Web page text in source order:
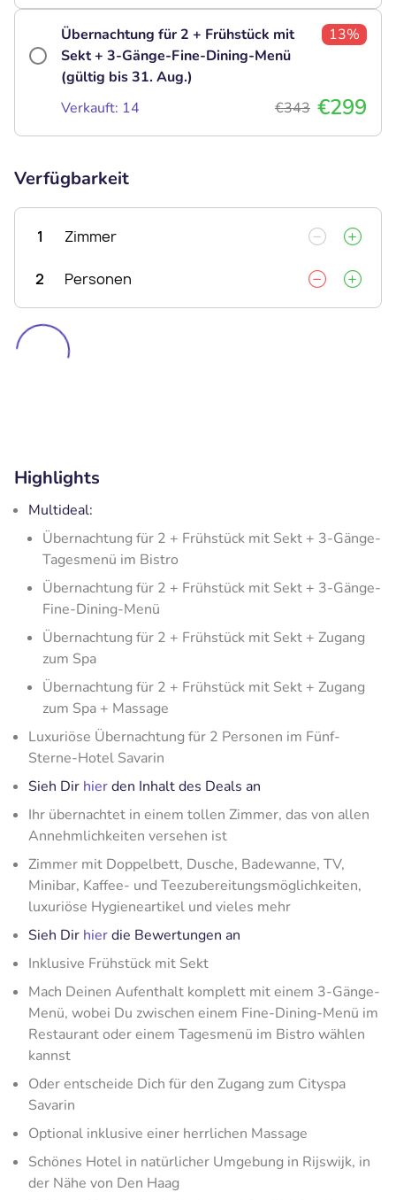
Übernachtung für 2 + Frühstück mit
Sekt + 3-Gänge-Fine-Dining-Menü
(gültig bis 31. Aug.)
13%
Verkauft: 14 €343 €299
Verfügbarkeit
1 Zimmer
2 Personen
Highlights
Multideal:
Übernachtung für 2 + Frühstück mit Sekt + 3-Gänge-
Tagesmenü im Bistro
Übernachtung für 2 + Frühstück mit Sekt + 3-Gänge-
Fine-Dining-Menü
Übernachtung für 2 + Frühstück mit Sekt + Zugang
zum Spa
Übernachtung für 2 + Frühstück mit Sekt + Zugang
zum Spa + Massage
Luxuriöse Übernachtung für 2 Personen im Fünf-
Sterne-Hotel Savarin
Sieh Dir hierden Inhalt des Deals an
Ihr übernachtet in einem tollen Zimmer, das von allen
Annehmlichkeiten versehen ist
Zimmer mit Doppelbett, Dusche, Badewanne, TV,
Minibar, Kaffee- und Teezubereitungsmöglichkeiten,
luxuriöse Hygieneartikel und vieles mehr
Sieh Dir hierdie Bewertungen an
Inklusive Frühstück mit Sekt
Mach Deinen Aufenthalt komplett mit einem 3-Gänge-
Menü, wobei Du zwischen einem Fine-Dining-Menü im
Restaurant oder einem Tagesmenü im Bistro wählen
kannst
Oder entscheide Dich für den Zugang zum Cityspa
Savarin
Optional inklusive einer herrlichen Massage
Schönes Hotel in natürlicher Umgebung in Rijswijk, in
der Nähe von Den Haag